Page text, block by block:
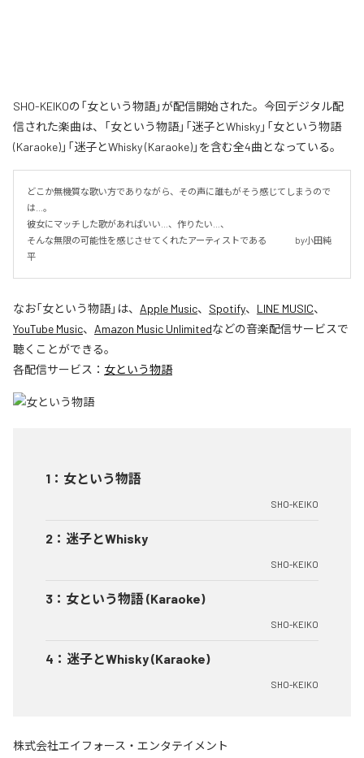
SHO-KEIKOの「女という物語」が配信開始された。今回デジタル配
信された楽曲は、「女という物語」「迷子とWhisky」「女という物語
(Karaoke)」「迷子とWhisky (Karaoke)」を含む全4曲となっている。
どこか無機質な歌い方でありながら、その声に誰もがそう感じてしまうので
は…。
彼女にマッチした歌があればいい…、作りたい…、
そんな無限の可能性を感じさせてくれたアーティストである 　　　by小田純
平
なお「女という物語」は、 Apple Music、 Spotify、 LINE MUSIC、
YouTube Music、 Amazon Music Unlimitedなどの音楽配信サービスで
聴くことができる。
各配信サービス： 女という物語
1 ： 女という物語
SHO-KEIKO
2 ： 迷子とWhisky
SHO-KEIKO
3 ： 女という物語 (Karaoke)
SHO-KEIKO
4 ： 迷子とWhisky (Karaoke)
SHO-KEIKO
株式会社エイフォース・エンタテイメント